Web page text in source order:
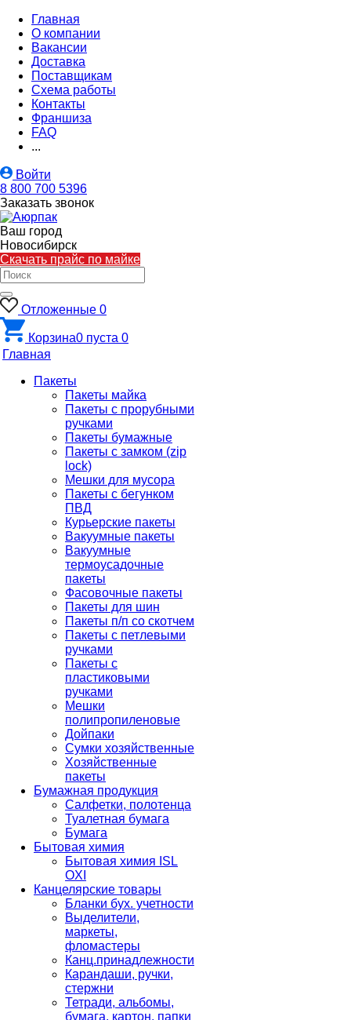
Главная
О компании
Вакансии
Доставка
Поставщикам
Схема работы
Контакты
Франшиза
FAQ
...
Войти
8 800 700 5396
Заказать звонок
Ваш город
Новосибирск
Скачать прайс по майке
Отложенные 0
Корзина0 пуста 0
Главная
Пакеты
Пакеты майка
Пакеты с прорубными
ручками
Пакеты бумажные
Пакеты с замком (zip
lock)
Мешки для мусора
Пакеты с бегунком
ПВД
Курьерские пакеты
Вакуумные пакеты
Вакуумные
термоусадочные
пакеты
Фасовочные пакеты
Пакеты для шин
Пакеты п/п со скотчем
Пакеты с петлевыми
ручками
Пакеты с
пластиковыми
ручками
Мешки
полипропиленовые
Дойпаки
Сумки хозяйственные
Хозяйственные
пакеты
Бумажная продукция
Салфетки, полотенца
Туалетная бумага
Бумага
Бытовая химия
Бытовая химия ISL
OXI
Канцелярские товары
Бланки бух. учетности
Выделители,
маркеты,
фломастеры
Канц.принадлежности
Карандаши, ручки,
стержни
Тетради, альбомы,
бумага, картон, папки